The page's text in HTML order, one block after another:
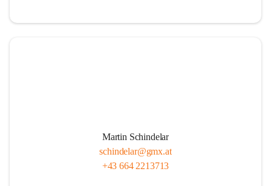
Martin Schindelar
schindelar@gmx.at
+43 664 2213713